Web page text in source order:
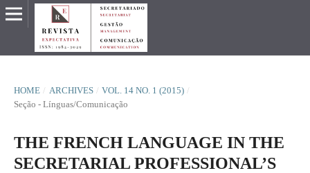
HOME / ARCHIVES / VOL. 14 NO. 1 (2015) /
Seção - Línguas/Comunicação
THE FRENCH LANGUAGE IN THE
SECRETARIAL PROFESSIONAL’S